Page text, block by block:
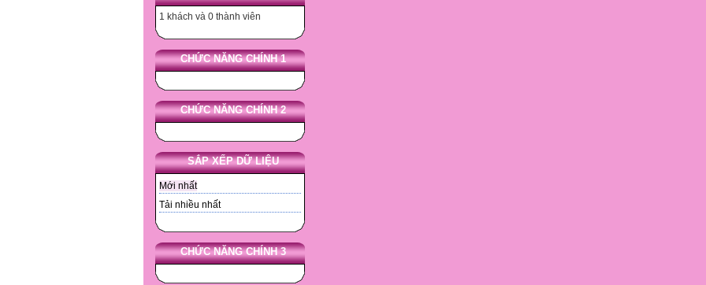
1 khách và 0 thành viên
CHỨC NĂNG CHÍNH 1
CHỨC NĂNG CHÍNH 2
SẮP XẾP DỮ LIỆU
Mới nhất
Tải nhiều nhất
CHỨC NĂNG CHÍNH 3